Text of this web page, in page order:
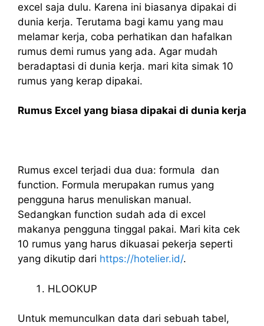
excel saja dulu. Karena ini biasanya dipakai di
dunia kerja. Terutama bagi kamu yang mau
melamar kerja, coba perhatikan dan hafalkan
rumus demi rumus yang ada. Agar mudah
beradaptasi di dunia kerja. mari kita simak 10
rumus yang kerap dipakai.
Rumus Excel yang biasa dipakai di dunia kerja
Rumus excel terjadi dua dua: formula dan
function. Formula merupakan rumus yang
pengguna harus menuliskan manual.
Sedangkan function sudah ada di excel
makanya pengguna tinggal pakai. Mari kita cek
10 rumus yang harus dikuasai pekerja seperti
yang dikutip dari https://hotelier.id/.
HLOOKUP
Untuk memunculkan data dari sebuah tabel,